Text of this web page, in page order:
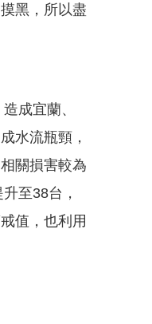
黑，所以盡
成宜蘭、
水流瓶頸，
關損害較為
至38台，
值，也利用